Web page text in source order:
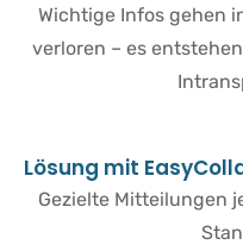
Wichtige Infos gehen
verloren – es
Lösung mit EasyColl
Gezielte Mitteilungen